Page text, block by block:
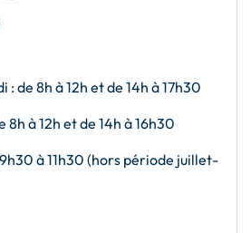
: de 8h à 12h et de 14h à 17h30
8h à 12h et de 14h à 16h30
à 11h30 (hors période juillet-
nouvel onglet)